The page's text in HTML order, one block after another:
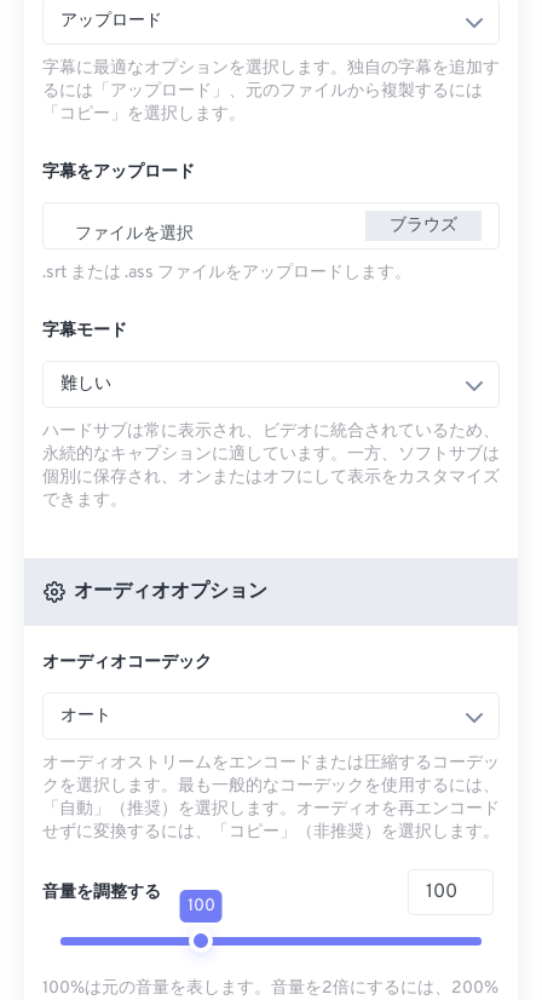
アップロード
字幕に最適なオプションを選択します。独自の字幕を追加す
るには「アップロード」、元のファイルから複製するには
「コピー」を選択します。
字幕をアップロード
ファイルを選択 ブラウズ
.srt または .ass ファイルをアップロードします。
字幕モード
難しい
ハードサブは常に表示され、ビデオに統合されているため、
永続的なキャプションに適しています。一方、ソフトサブは
個別に保存され、オンまたはオフにして表示をカスタマイズ
できます。
オーディオオプション
オーディオコーデック
オート
オーディオストリームをエンコードまたは圧縮するコーデッ
クを選択します。最も一般的なコーデックを使用するには、
「自動」（推奨）を選択します。オーディオを再エンコード
せずに変換するには、「コピー」（非推奨）を選択します。
音量を調整する
100
100%は元の音量を表します。音量を2倍にするには、200%